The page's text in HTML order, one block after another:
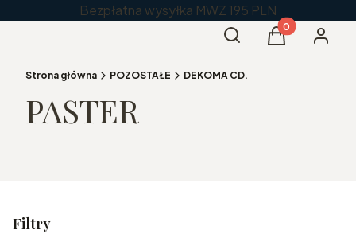
Bezpłatna wysyłka MWZ 195 PLN
Otwórz wyszukiwarkę
SzukajProdukty w
Koszyk
Strona główna POZOSTAŁE DEKOMA CD.
PASTER
Filtry